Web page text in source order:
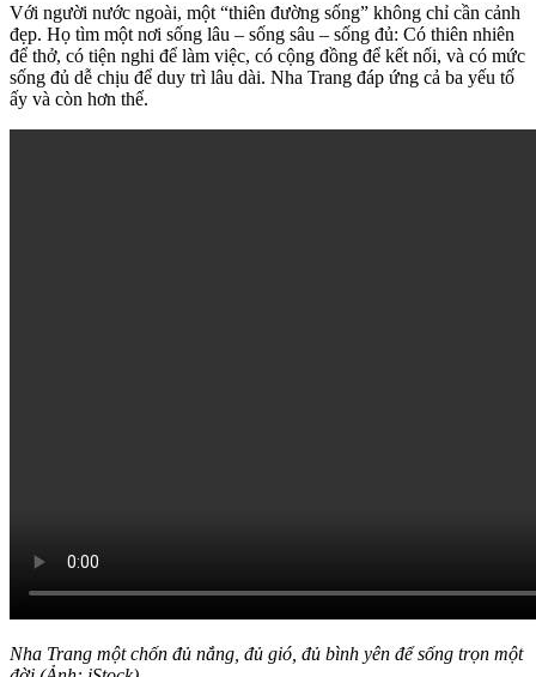
Với người nước ngoài, một “thiên đường sống” không chỉ cần cảnh
đẹp. Họ tìm một nơi sống lâu – sống sâu – sống đủ: Có thiên nhiên
để thở, có tiện nghi để làm việc, có cộng đồng để kết nối, và có mức
sống đủ dễ chịu để duy trì lâu dài. Nha Trang đáp ứng cả ba yếu tố
ấy và còn hơn thế.
Nha Trang một chốn đủ nắng, đủ gió, đủ bình yên để sống trọn một